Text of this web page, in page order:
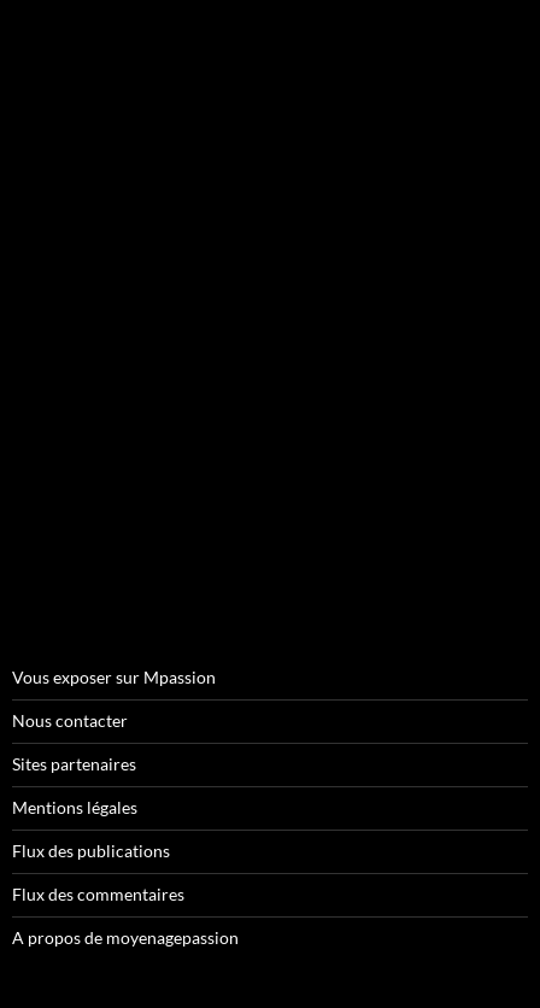
Vous exposer sur Mpassion
Nous contacter
Sites partenaires
Mentions légales
Flux des publications
Flux des commentaires
A propos de moyenagepassion